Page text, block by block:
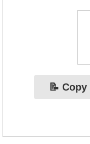
📝 Copy